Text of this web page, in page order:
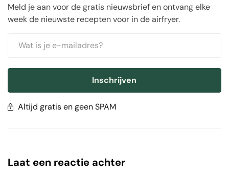
Meld je aan voor de gratis nieuwsbrief en ontvang elke
week de nieuwste recepten voor in de airfryer.
Inschrijven
Altijd gratis en geen SPAM
Laat een reactie achter